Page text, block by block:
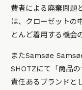
費者による廃棄問題
は、クローゼットの
とんど着用する機会
またSamsøe
SHOTZにて 「商品
責任あるブランドと